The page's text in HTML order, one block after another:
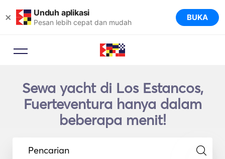
× Unduh aplikasi
Pesan lebih cepat dan mudah BUKA
Sewa yacht di Los Estancos,
Fuerteventura hanya dalam
beberapa menit!
Pencarian